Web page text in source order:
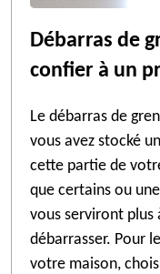
Débarras de
confier à un
Le débarras de
vous avez stocké
cette partie de
que certains ou
vous serviront plus
débarrasser. Pour
votre maison,